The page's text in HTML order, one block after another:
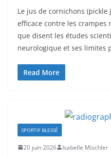
Le jus de cornichons
efficace contre les crampes
que disent les études
neurologique et ses limites
Read More
SPORTIF BLESSÉ
20 juin 2026 Isabelle Mischler